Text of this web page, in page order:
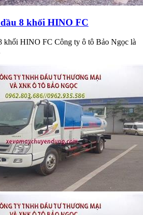
8 khối HINO FC
khối HINO FC Công ty ô tô Bảo Ngọc là